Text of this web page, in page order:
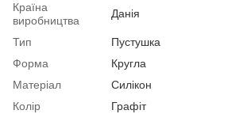
Країна
виробництва
Данія
Тип
Пустушка
Форма
Кругла
Матеріал
Силікон
Колір
Графіт